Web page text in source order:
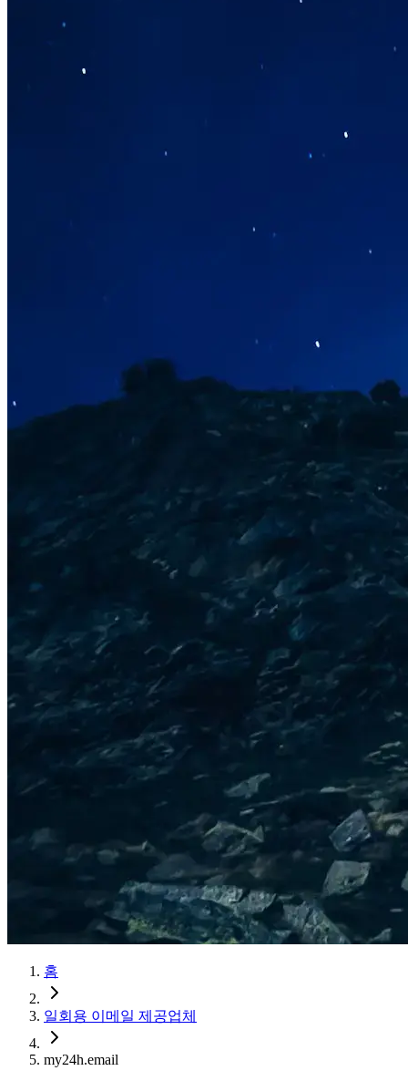
홈
일회용 이메일 제공업체
my24h.email